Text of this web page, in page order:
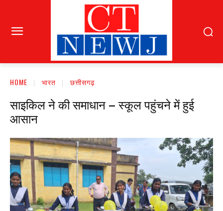
HOME भारत छत्तीसगढ़
साइकिल ने की समाधान – स्कूल पहुंचने में हुई
आसान